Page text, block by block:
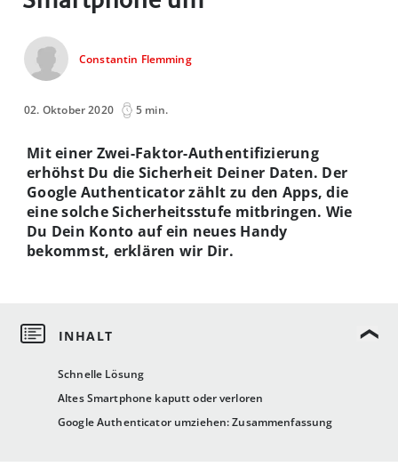
Constantin Flemming
02. Oktober 2020 5 min.
Schnelle Lösung
Altes Smartphone kaputt oder verloren
Google Authenticator umziehen: Zusammenfassung
Mit einer Zwei-Faktor-Authentifizierung
erhöhst Du die Sicherheit Deiner Daten. Der
Google Authenticator zählt zu den Apps, die
eine solche Sicherheitsstufe mitbringen. Wie
Du Dein Konto auf ein neues Handy
bekommst, erklären wir Dir.